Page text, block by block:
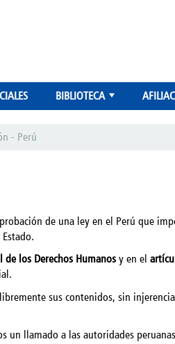
+
BIBLIOTECA
- Perú
de una ley en el Perú que
de los Derechos Humanos y en el
sus contenidos, sin
un llamado a las autoridades